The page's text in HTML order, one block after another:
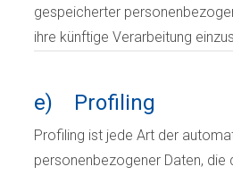
gespeicherter
ihre künftige Verarbeitung
e) Profiling
Profiling ist jede Art der
personenbezogener Daten, die